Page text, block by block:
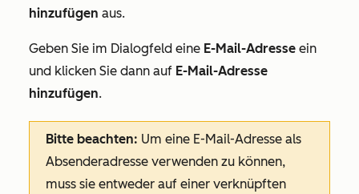
hinzufügen aus.
Geben Sie im Dialogfeld eine E-Mail-Adresse ein
und klicken Sie dann auf E-Mail-Adresse
hinzufügen.
Bitte beachten: Um eine E-Mail-Adresse als
Absenderadresse verwenden zu können,
muss sie entweder auf einer verknüpften